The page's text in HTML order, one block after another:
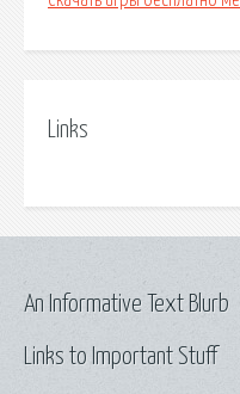
Links
Links to Important Stuff
An Informative Text Blurb